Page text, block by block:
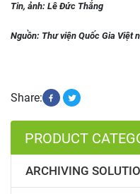
Tin, ảnh: Lê Đức Thắng
Nguồn: Thư viện Quốc Gia Việt
Share:
PRODUCT
ARCHIVING